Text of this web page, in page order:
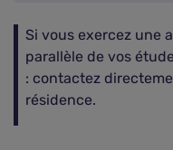
Si vous exercez une
parallèle de vos
: contactez
résidence.